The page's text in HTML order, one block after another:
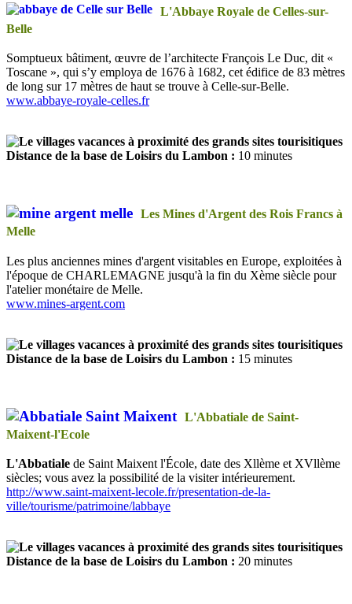
L'Abbaye Royale de Celles-sur-
Belle
Somptueux bâtiment, œuvre de l’architecte François Le Duc, dit «
Toscane », qui s’y employa de 1676 à 1682, cet édifice de 83 mètres
de long sur 17 mètres de haut se trouve à Celle-sur-Belle.
www.abbaye-royale-celles.fr
Distance de la base de Loisirs du Lambon : 10 minutes
Les Mines d'Argent des Rois Francs à
Melle
Les plus anciennes mines d'argent visitables en Europe, exploitées à
l'époque de CHARLEMAGNE jusqu'à la fin du Xème siècle pour
l'atelier monétaire de Melle.
www.mines-argent.com
Distance de la base de Loisirs du Lambon : 15 minutes
L'Abbatiale de Saint-
Maixent-l'Ecole
L'Abbatiale de Saint Maixent l'École, date des Xllème et XVllème
siècles; vous avez la possibilité de la visiter intérieurement.
http://www.saint-maixent-lecole.fr/presentation-de-la-
ville/tourisme/patrimoine/labbaye
Distance de la base de Loisirs du Lambon : 20 minutes